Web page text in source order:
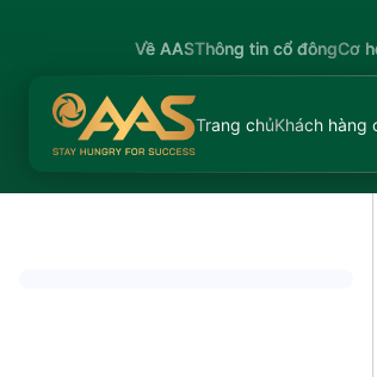
Về AASThông tin cổ đôngCơ
Trang chủKhách hàng